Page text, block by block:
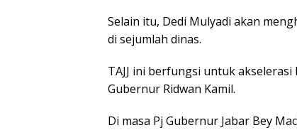
Selain itu, Dedi Mulyadi akan
di sejumlah dinas.
TAJJ ini berfungsi untuk
Gubernur Ridwan Kamil.
Di masa Pj Gubernur Jabar Bey